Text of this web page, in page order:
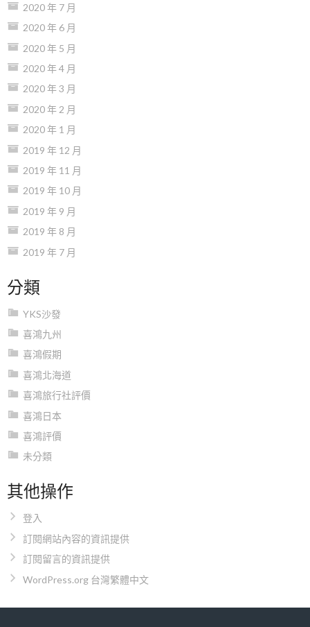
2020 年 7 月
2020 年 6 月
2020 年 5 月
2020 年 4 月
2020 年 3 月
2020 年 2 月
2020 年 1 月
2019 年 12 月
2019 年 11 月
2019 年 10 月
2019 年 9 月
2019 年 8 月
2019 年 7 月
分類
YKS沙發
喜鴻九州
喜鴻假期
喜鴻北海道
喜鴻旅行社評價
喜鴻日本
喜鴻評價
未分類
其他操作
登入
訂閱網站內容的資訊提供
訂閱留言的資訊提供
WordPress.org 台灣繁體中文